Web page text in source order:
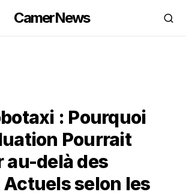
CamerNews
: Pourquoi
Pourrait
au-delà des
selon les